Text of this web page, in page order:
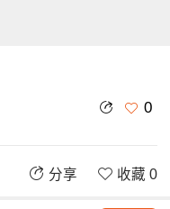
0
分享 收藏 0